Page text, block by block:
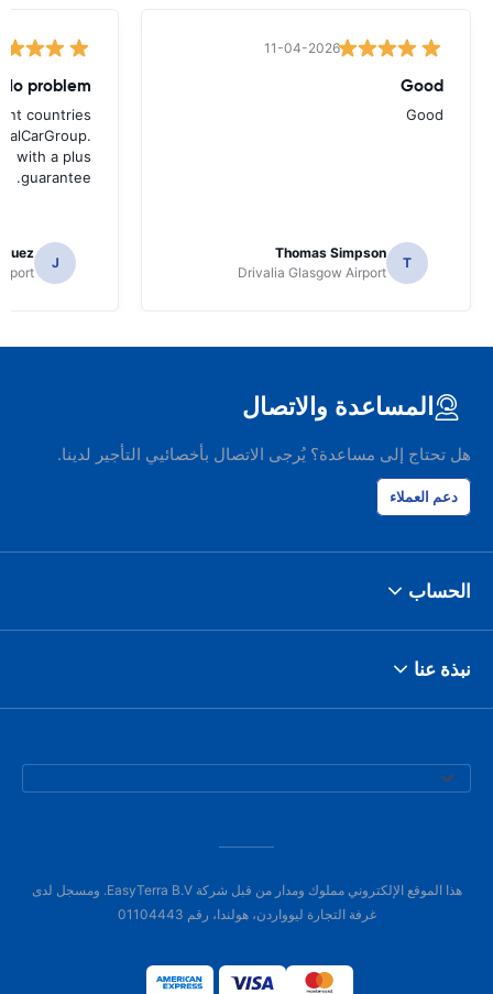
11-04-2026
Good
Good
T
Thomas Simpson
Drivalia Glasgow Airport
No problem
countries
with a plus
guarantee.
J
المساعدة والاتصال
هل تحتاج إلى مساعدة؟ يُرجى الاتصال بأخصائيي التأجير لدينا.
دعم العملاء
الحساب
نبذة عنا
هذا الموقع الإلكتروني مملوك ومدار من قبل شركة EasyTerra B.V. ومسجل لدى
غرفة التجارة ليوواردن، هولندا، رقم 01104443